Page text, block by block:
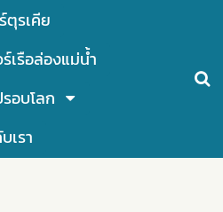
ตุรเคีย
เรือล่องแม่น้ำ
อบโลก
เรา